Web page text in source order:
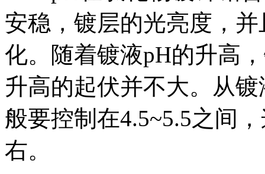
安稳，镀层的光亮度，
化。随着镀液pH的升高
升高的起伏并不大。从
般要控制在4.5~5.5之间
右。